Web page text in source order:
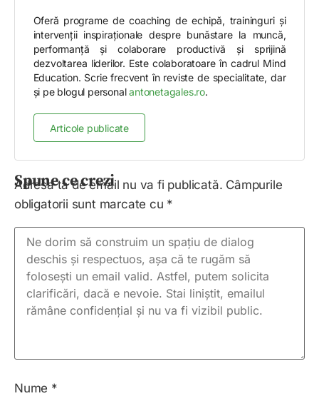
Oferă programe de coaching de echipă, traininguri și
intervenții inspiraționale despre bunăstare la muncă,
performanță și colaborare productivă și sprijină
dezvoltarea liderilor. Este colaboratoare în cadrul Mind
Education. Scrie frecvent în reviste de specialitate, dar
și pe blogul personalantonetagales.ro.
Articole publicate
Spune ce crezi
Adresa ta de email nu va fi publicată. Câmpurile
obligatorii sunt marcate cu *
Nume *